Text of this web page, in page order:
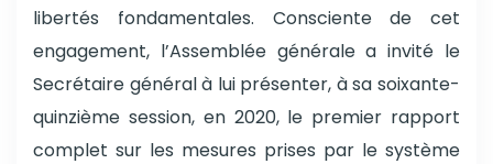
libertés fondamentales. Consciente de cet
engagement, l’Assemblée générale a invité le
Secrétaire général à lui présenter, à sa soixante-
quinzième session, en 2020, le premier rapport
complet sur les mesures prises par le système